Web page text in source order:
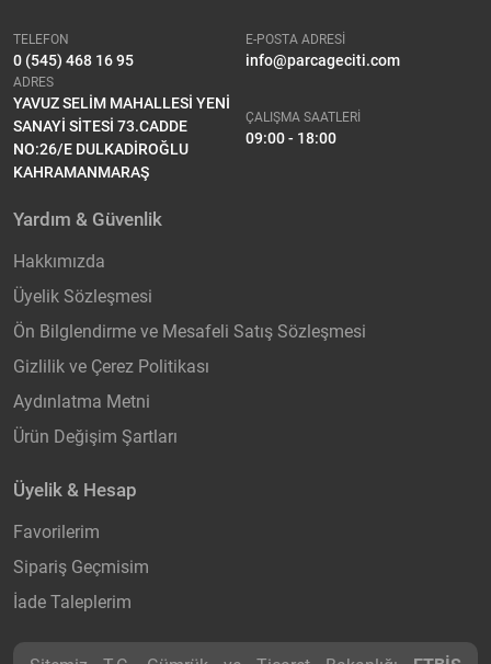
TELEFON
0 (545) 468 16 95
E-POSTA ADRESİ
info@parcageciti.com
ADRES
YAVUZ SELİM MAHALLESİ YENİ
SANAYİ SİTESİ 73.CADDE
NO:26/E DULKADİROĞLU
KAHRAMANMARAŞ
ÇALIŞMA SAATLERİ
09:00 - 18:00
Yardım & Güvenlik
Hakkımızda
Üyelik Sözleşmesi
Ön Bilglendirme ve Mesafeli Satış Sözleşmesi
Gizlilik ve Çerez Politikası
Aydınlatma Metni
Ürün Değişim Şartları
Üyelik & Hesap
Favorilerim
Sipariş Geçmisim
İade Taleplerim